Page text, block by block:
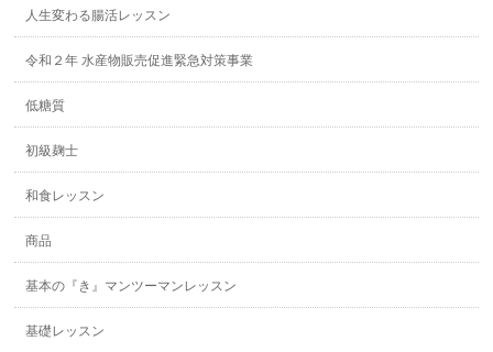
人生変わる腸活レッスン
令和２年 水産物販売促進緊急対策事業
低糖質
初級麹士
和食レッスン
商品
基本の『き』マンツーマンレッスン
基礎レッスン